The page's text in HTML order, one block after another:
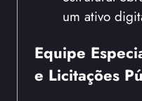
um ativo
Equipe
e Licitações